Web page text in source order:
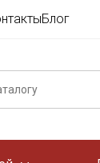
Блог